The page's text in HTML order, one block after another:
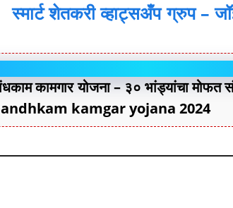
स्मार्ट शेतकरी व्हाट्सअँप ग्रुप –
कामगार योजना – ३० भांड्यांचा
kamgar yojana 2024